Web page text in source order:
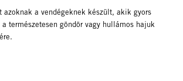
azoknak a vendégeknek készült, akik gyors
természetesen göndör vagy hullámos hajuk